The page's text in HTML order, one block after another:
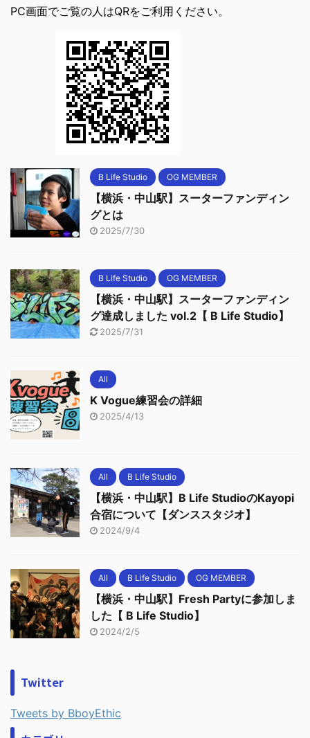
PC画面でご覧の人はQRをご利用ください。
B Life Studio OG MEMBER
【横浜・中山駅】スーターファンディン
グとは
2025/7/30
B Life Studio OG MEMBER
【横浜・中山駅】スーターファンディン
グ達成しました vol.2【 B Life Studio】
2025/7/31
All
K Vogue練習会の詳細
2025/4/13
All B Life Studio
【横浜・中山駅】B Life StudioのKayopi
合宿について【ダンススタジオ】
2024/9/4
All B Life Studio OG MEMBER
【横浜・中山駅】Fresh Partyに参加しま
した【 B Life Studio】
2024/2/5
Twitter
Tweets by BboyEthic